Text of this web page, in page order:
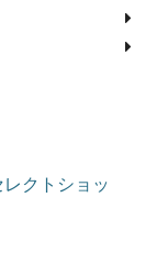
クトショッ